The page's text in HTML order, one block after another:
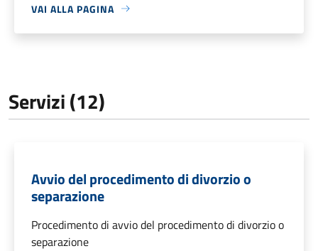
VAI ALLA PAGINA
Servizi (12)
Avvio del procedimento di divorzio o
separazione
Procedimento di avvio del procedimento di divorzio o
separazione